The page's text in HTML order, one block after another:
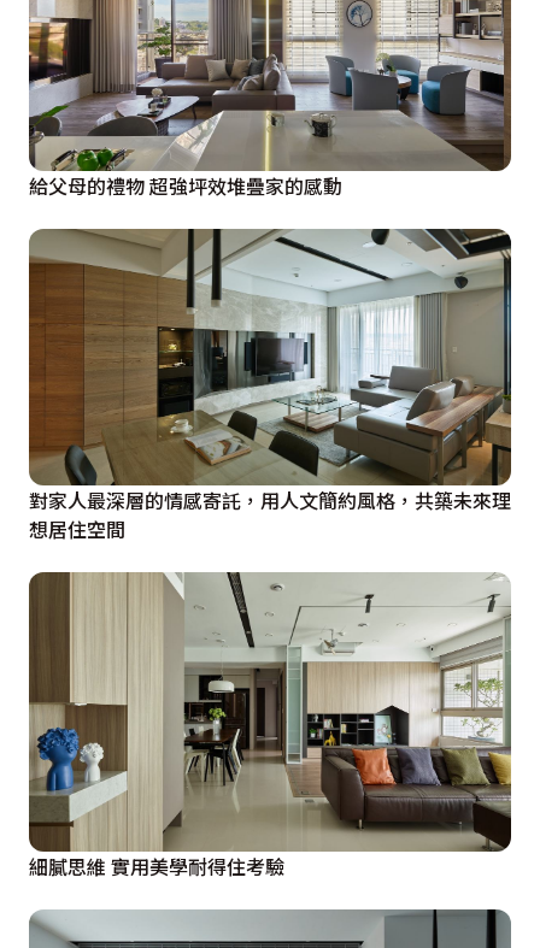
給父母的禮物 超強坪效堆疊家的感動
對家人最深層的情感寄託，用人文簡約風格，共築未來理
想居住空間
細膩思維 實用美學耐得住考驗